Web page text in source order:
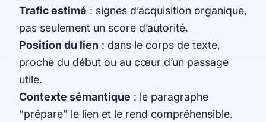
Trafic estimé : signes d’acquisition organique,
pas seulement un score d’autorité.
Position du lien : dans le corps de texte,
proche du début ou au cœur d’un passage
utile.
Contexte sémantique : le paragraphe
“prépare” le lien et le rend compréhensible.